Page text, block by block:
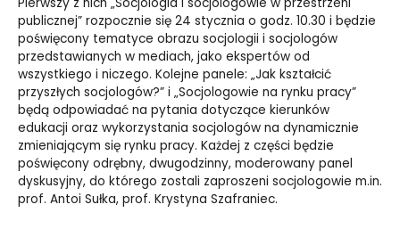
Pierwszy z nich „Socjologia i socjologowie w przestrzeni
publicznej” rozpocznie się 24 stycznia o godz. 10.30 i będzie
poświęcony tematyce obrazu socjologii i socjologów
przedstawianych w mediach, jako ekspertów od
wszystkiego i niczego. Kolejne panele: „Jak kształcić
przyszłych socjologów?” i „Socjologowie na rynku pracy”
będą odpowiadać na pytania dotyczące kierunków
edukacji oraz wykorzystania socjologów na dynamicznie
zmieniającym się rynku pracy. Każdej z części będzie
poświęcony odrębny, dwugodzinny, moderowany panel
dyskusyjny, do którego zostali zaproszeni socjologowie m.in.
prof. Antoi Sułka, prof. Krystyna Szafraniec.